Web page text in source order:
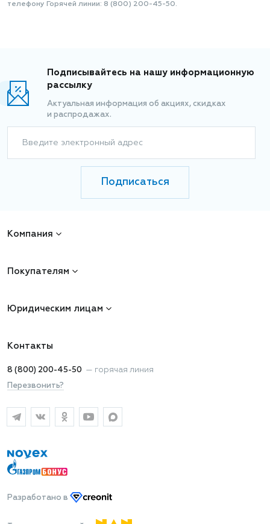
телефону Горячей линии: 8 (800) 200-45-50.
Подписывайтесь на нашу информационную
рассылку
Актуальная информация об акциях, скидках
и распродажах.
Введите электронный адрес
Подписаться
Компания
Покупателям
Юридическим лицам
Контакты
8 (800) 200-45-50 — горячая линия
Перезвонить?
Разработано в